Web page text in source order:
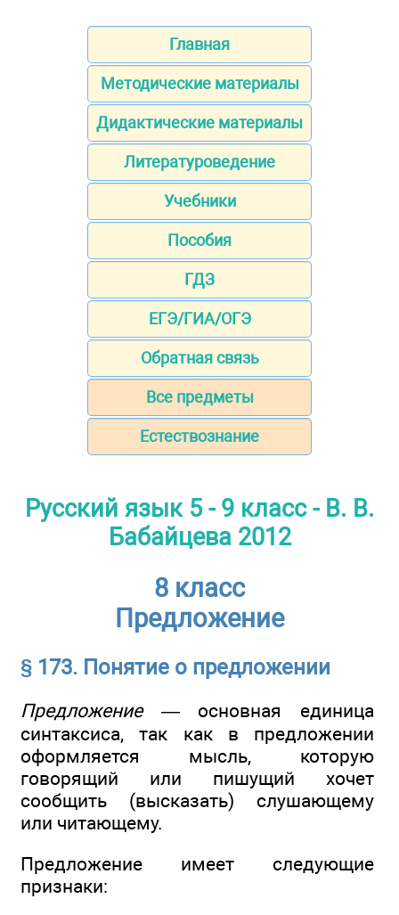
Главная
Методические материалы
Дидактические материалы
Литературоведение
Учебники
Пособия
ГДЗ
ЕГЭ/ГИА/ОГЭ
Обратная связь
Все предметы
Естествознание
Русский язык 5 - 9 класс - В. В.
Бабайцева 2012
8 класс
Предложение
§ 173. Понятие о предложении
Предложение —основная единица
синтаксиса, так как в предложении
оформляется мысль, которую
говорящий или пишущий хочет
сообщить (высказать) слушающему
или читающему.
Предложение имеет следующие
признаки: